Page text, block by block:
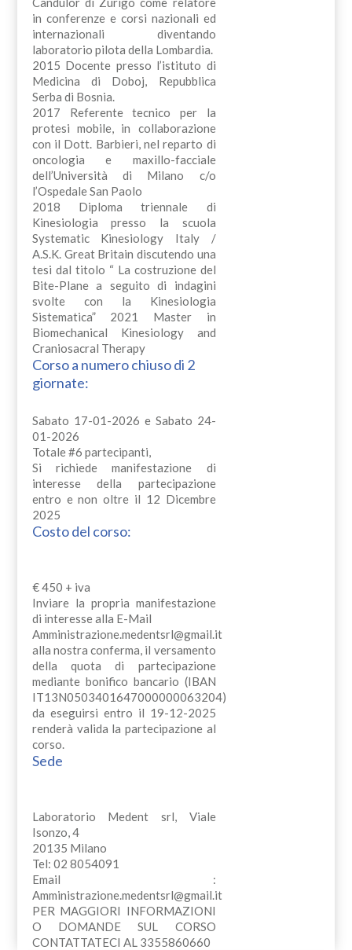
in conferenze e corsi nazionali ed
internazionali diventando
laboratorio pilota della Lombardia.
2015 Docente presso l’istituto di
Medicina di Doboj, Repubblica
Serba di Bosnia.
2017 Referente tecnico per la
protesi mobile, in collaborazione
con il Dott. Barbieri, nel reparto di
oncologia e maxillo-facciale
dell’Università di Milano c/o
l’Ospedale San Paolo
2018 Diploma triennale di
Kinesiologia presso la scuola
Systematic Kinesiology Italy /
A.S.K. Great Britain discutendo una
tesi dal titolo “ La costruzione del
Bite-Plane a seguito di indagini
svolte con la Kinesiologia
Sistematica” 2021 Master in
Biomechanical Kinesiology and
Craniosacral Therapy
Corso a numero chiuso di 2
giornate:
Sabato 17-01-2026 e Sabato 24-
01-2026
Totale #6 partecipanti,
Si richiede manifestazione di
interesse della partecipazione
entro e non oltre il 12 Dicembre
2025
Costo del corso:
€ 450 + iva
Inviare la propria manifestazione
di interesse alla E-Mail
Amministrazione.medentsrl@gmail.it
alla nostra conferma, il versamento
della quota di partecipazione
mediante bonifico bancario (IBAN
IT13N0503401647000000063204)
da eseguirsi entro il 19-12-2025
renderà valida la partecipazione al
corso.
Sede
Laboratorio Medent srl, Viale
Isonzo, 4
20135 Milano
Tel: 02 8054091
Email :
Amministrazione.medentsrl@gmail.it
PER MAGGIORI INFORMAZIONI
O DOMANDE SUL CORSO
CONTATTATECI AL 3355860660